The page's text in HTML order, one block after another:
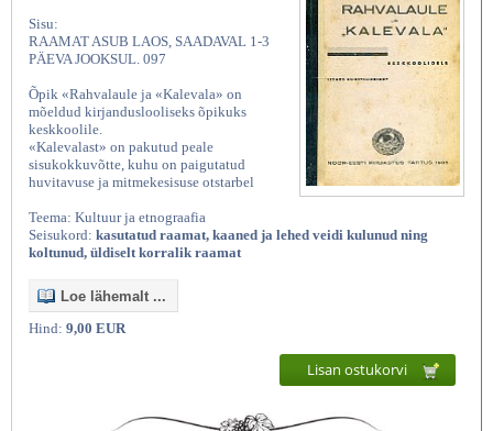
Sisu:
RAAMAT ASUB LAOS, SAADAVAL 1-3
PÄEVA JOOKSUL. 097
Õpik «Rahvalaule ja «Kalevala» on
mõeldud kirjanduslooliseks õpikuks
keskkoolile.
«Kalevalast» on pakutud peale
sisukokkuvõtte, kuhu on paigutatud
huvitavuse ja mitmekesisuse otstarbel
Teema: Kultuur ja etnograafia
Seisukord: kasutatud raamat, kaaned ja lehed veidi kulunud ning
koltunud, üldiselt korralik raamat
Loe lähemalt ...
Hind: 9,00 EUR
Lisan ostukorvi